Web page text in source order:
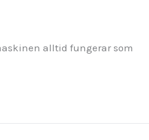
alltid fungerar som